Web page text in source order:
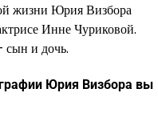
жизни Юрия Визбора
Инне Чуриковой.
сын и дочь.
Юрия Визбора вы